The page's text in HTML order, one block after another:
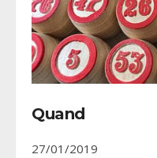
Quand
27/01/2019